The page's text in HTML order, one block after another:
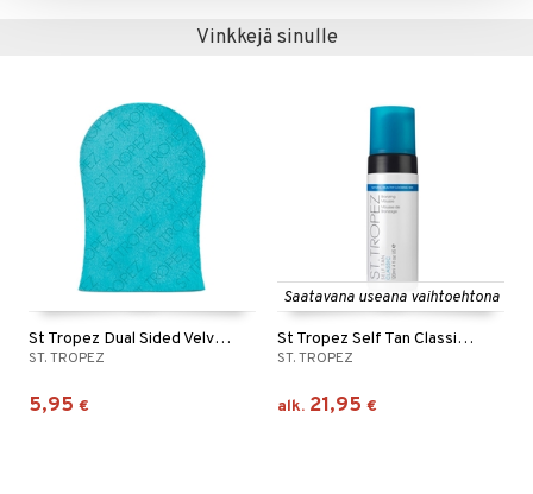
Vinkkejä sinulle
St Tropez Dual Sided Velvet Luxe Applicator Mitt
ST. TROPEZ
5,95 €
Saatavana useana vaihtoehtona
St Tropez Self Tan Classic Bronzing Mousse
ST. TROPEZ
alk. 21,95 €